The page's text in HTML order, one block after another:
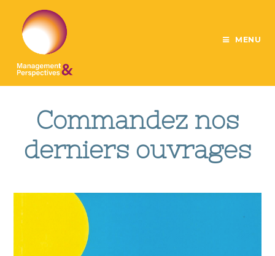
MENU
Commandez nos
derniers ouvrages